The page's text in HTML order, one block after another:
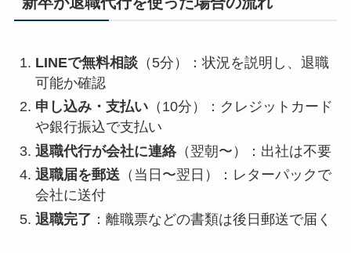
LINEで無料相談（5分）：状況を説明し、退職
可能か確認
申し込み・支払い（10分）：クレジットカード
や銀行振込で支払い
退職代行が会社に連絡（翌朝〜）：出社は不要
退職届を郵送（当日〜翌日）：レターパックで
会社に送付
退職完了 ：離職票などの書類は後日郵送で届く